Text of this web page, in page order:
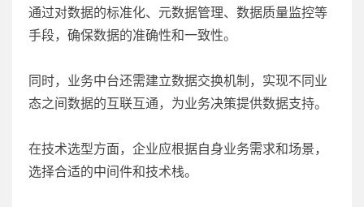
通过对数据的标准化、元数据管理、数据质量监控等
手段，确保数据的准确性和一致性。
同时，业务中台还需建立数据交换机制，实现不同业
态之间数据的互联互通，为业务决策提供数据支持。
在技术选型方面，企业应根据自身业务需求和场景，
选择合适的中间件和技术栈。